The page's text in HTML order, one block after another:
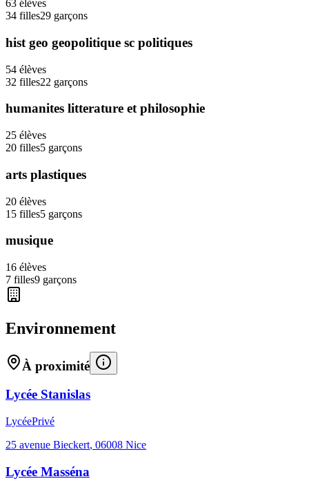
63 élèves
34 filles29 garçons
hist geo geopolitique sc politiques
54 élèves
32 filles22 garçons
humanites litterature et philosophie
25 élèves
20 filles5 garçons
arts plastiques
20 élèves
15 filles5 garçons
musique
16 élèves
7 filles9 garçons
Environnement
À proximité
Lycée Stanislas
LycéePrivé
25 avenue Bieckert, 06008 Nice
Lycée Masséna